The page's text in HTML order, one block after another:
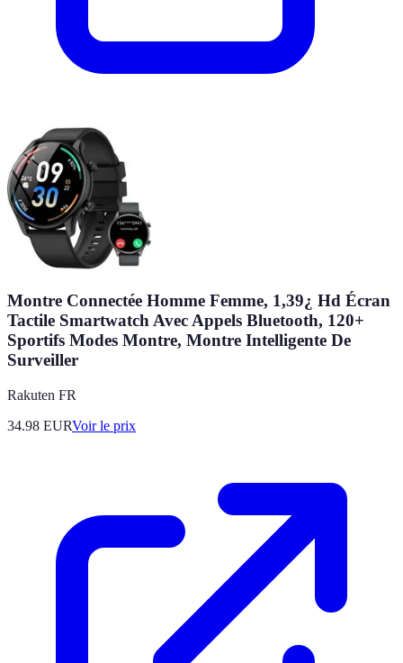
Montre Connectée Homme Femme, 1,39¿ Hd Écran
Tactile Smartwatch Avec Appels Bluetooth, 120+
Sportifs Modes Montre, Montre Intelligente De
Surveiller
Rakuten FR
34.98 EURVoir le prix